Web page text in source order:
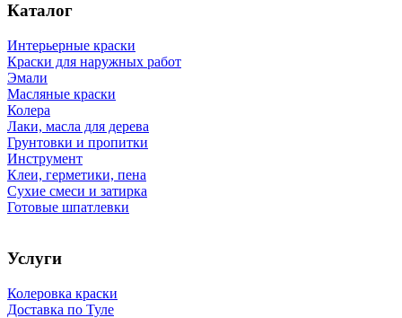
Каталог
Интерьерные краски
Краски для наружных работ
Эмали
Масляные краски
Колера
Лаки, масла для дерева
Грунтовки и пропитки
Инструмент
Клеи, герметики, пена
Сухие смеси и затирка
Готовые шпатлевки
Услуги
Колеровка краски
Доставка по Туле